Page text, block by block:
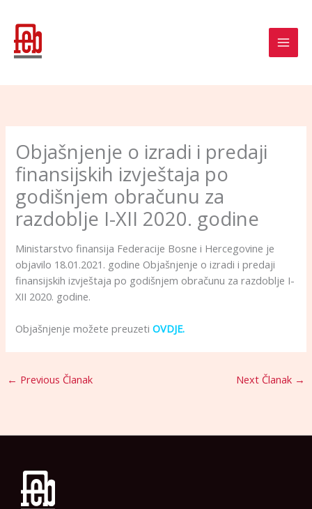
content
Objašnjenje o izradi i predaji
finansijskih izvještaja po
godišnjem obračunu za
razdoblje I-XII 2020. godine
Ministarstvo finansija Federacije Bosne i Hercegovine je
objavilo 18.01.2021. godine Objašnjenje o izradi i predaji
finansijskih izvještaja po godišnjem obračunu za razdoblje I-
XII 2020. godine.
Objašnjenje možete preuzetiOVDJE.
← Previous Članak Next Članak →